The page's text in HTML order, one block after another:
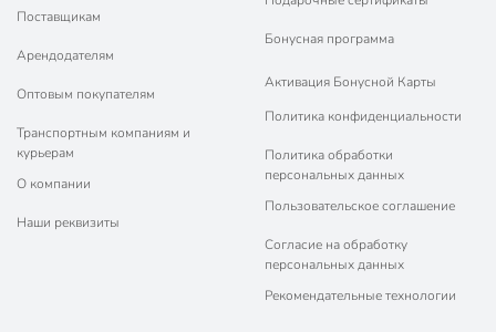
Поставщикам
Арендодателям
Оптовым покупателям
Транспортным компаниям и
курьерам
О компании
Наши реквизиты
Бонусная программа
Активация Бонусной Карты
Политика конфиденциальности
Политика обработки
персональных данных
Пользовательское соглашение
Согласие на обработку
персональных данных
Рекомендательные технологии